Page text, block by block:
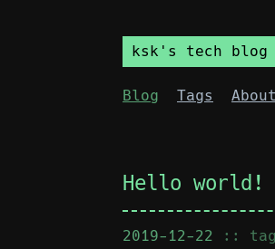
ksk's tech blog
Blog Tags
Hello world!
2019-12-22 ::